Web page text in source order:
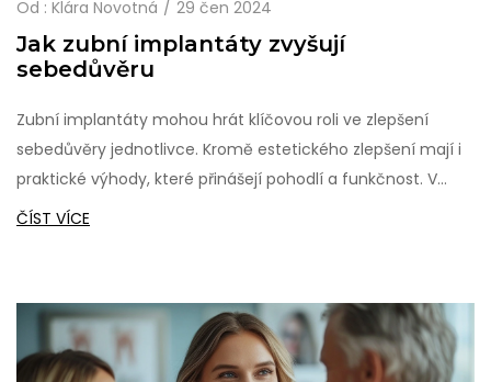
Od : Klára Novotná 29 čen 2024
Jak zubní implantáty zvyšují
sebedůvěru
Zubní implantáty mohou hrát klíčovou roli ve zlepšení
sebedůvěry jednotlivce. Kromě estetického zlepšení mají i
praktické výhody, které přinášejí pohodlí a funkčnost. V
článku se dozvíte, jak implantáty fungují, jejich výhody a jak
ČÍST VÍCE